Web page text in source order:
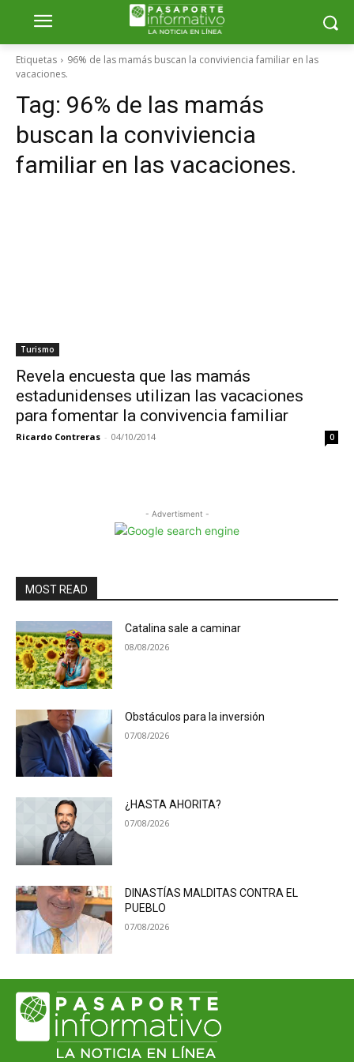
Etiquetas
96% de las mamás buscan la conviviencia familiar en las
vacaciones.
Tag: 96% de las mamás
buscan la conviviencia
familiar en las vacaciones.
Turismo
Revela encuesta que las mamás
estadunidenses utilizan las vacaciones
para fomentar la convivencia familiar
Ricardo Contreras - 04/10/2014 0
- Advertisment -
MOST READ
Catalina sale a caminar
08/08/2026
Obstáculos para la inversión
07/08/2026
¿HASTA AHORITA?
07/08/2026
DINASTÍAS MALDITAS CONTRA EL
PUEBLO
07/08/2026